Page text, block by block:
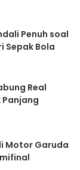
Penuh soal
Sepak Bola
Real
Motor Garuda